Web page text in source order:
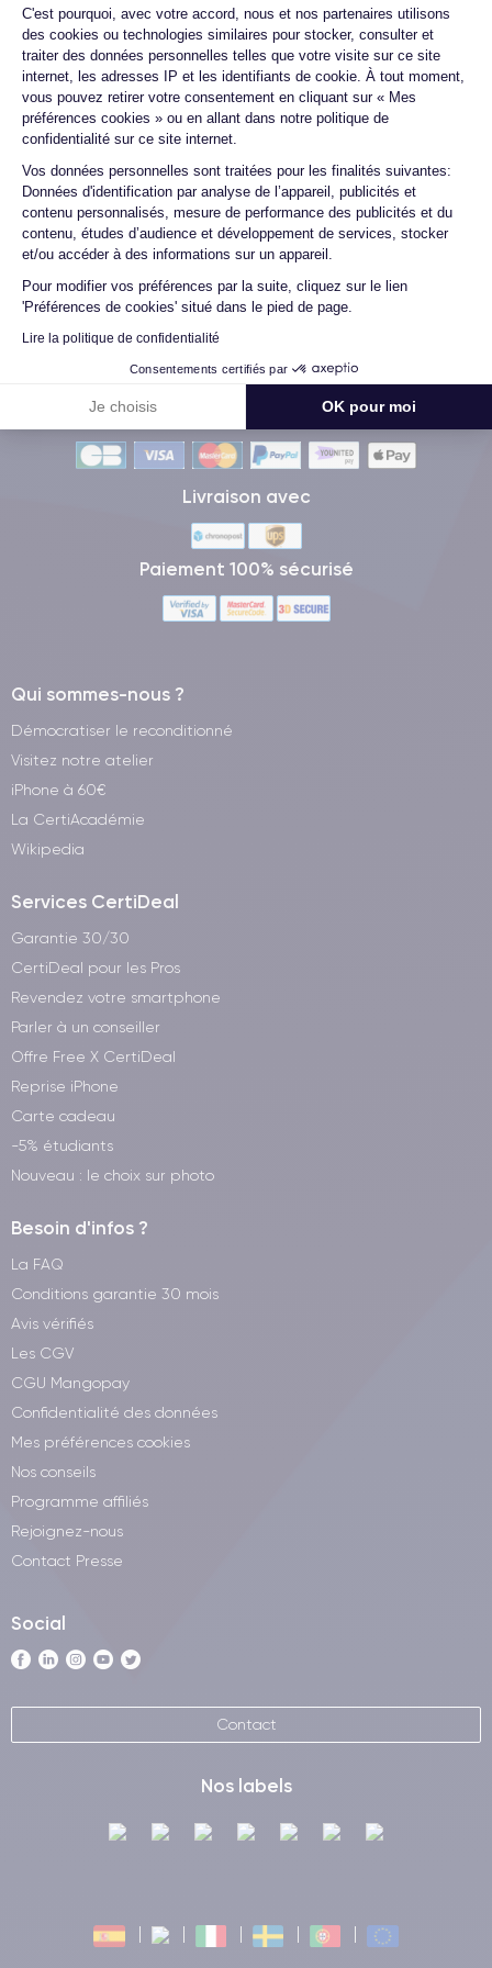
Plateforme de Gestion du
C'est pourquoi, avec votre accord, nous et nos partenaires utilisons
des cookies ou technologies similaires pour stocker, consulter et
traiter des données personnelles telles que votre visite sur ce site
internet, les adresses IP et les identifiants de cookie. À tout moment,
vous pouvez retirer votre consentement en cliquant sur « Mes
préférences cookies » ou en allant dans notre politique de
confidentialité sur ce site internet.
Vos données personnelles sont traitées pour les finalités suivantes:
Données d'identification par analyse de l’appareil, publicités et
contenu personnalisés, mesure de performance des publicités et du
contenu, études d’audience et développement de services, stocker
et/ou accéder à des informations sur un appareil.
Pour modifier vos préférences par la suite, cliquez sur le lien
'Préférences de cookies' situé dans le pied de page.
Lire la politique de confidentialité
Consentements certifiés par
Je choisis OK pour moi
Axeptio consent
changée ...
Marc B.
09/07/26
Très bien, service impeccable, satisfait de mon achat. Je
recommande !
Voir tous les avis
Méthodes de Paiement
Livraison avec
Paiement 100% sécurisé
Qui sommes-nous ?
Démocratiser le reconditionné
Visitez notre atelier
iPhone à 60€
La CertiAcadémie
Wikipedia
Services CertiDeal
Garantie 30/30
CertiDeal pour les Pros
Revendez votre smartphone
Parler à un conseiller
Offre Free X CertiDeal
Reprise iPhone
Carte cadeau
-5% étudiants
Nouveau : le choix sur photo
Besoin d'infos ?
La FAQ
Conditions garantie 30 mois
Avis vérifiés
Les CGV
CGU Mangopay
Confidentialité des données
Mes préférences cookies
Nos conseils
Programme affiliés
Rejoignez-nous
Contact Presse
Social
Contact
Nos labels